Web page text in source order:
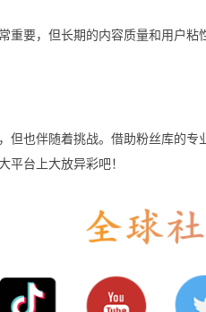
重要，但长期的内容质量和用户
但也伴随着挑战。借助粉丝库的
平台上大放异彩吧！